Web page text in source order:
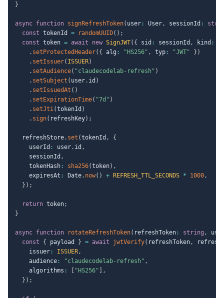
}
async function signRefreshToken( user : User, sessionId :
const tokenId = randomUUID( ) ;
const token = await new SignJWT( { sid : sessionId , kind :
. setProtectedHeader( { alg : "HS256" , typ : "JWT" } )
. setIssuer( ISSUER)
. setAudience( "claudecodelab-refresh" )
. setSubject ( user. id )
. setIssuedAt ( )
. setExpirationTime( "7d" )
. setJti(tokenId )
. sign( refreshKey) ;
  refreshStore
. set (tokenId ,
{
    userId
: user. id ,
    sessionId
,
    tokenHash
: sha256(token) ,
    expiresAt
: Date. now( ) + REFRESH_TTL_SECONDS * 1000,
} ) ;
return token;
}
async function rotateRefreshToken( refreshToken : string ,
const
{ payload } = await jwtVerify( refreshToken,
    issuer
: ISSUER,
    audience
: "claudecodelab-refresh" ,
    algorithms
: "HS256"
,
} ) ;